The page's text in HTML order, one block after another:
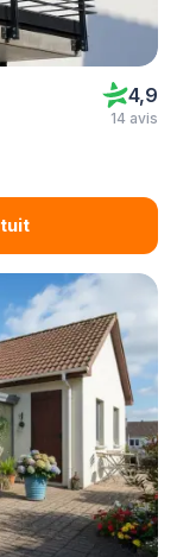
4,9
14 avis